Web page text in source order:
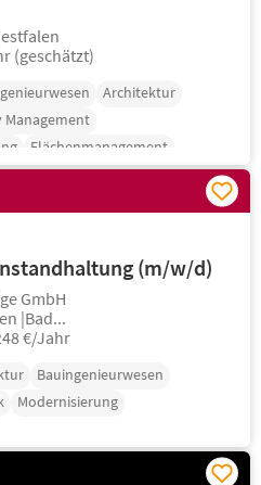
(geschätzt)
Architektur
Management
Flächenmanagement
(m/w/d)
GmbH
|Bad...
€/Jahr
Bauingenieurwesen
Modernisierung